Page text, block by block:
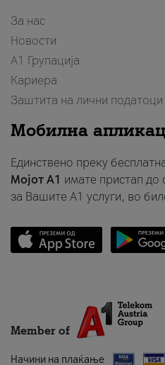
За нас
Новости
А1 Групација
Кариера
Заштита на лични податоци
Мобилна
Единствено преку
Мојот A1 имате пристап
за Вашите A1 услуги, во
Member of
Начини на плаќање